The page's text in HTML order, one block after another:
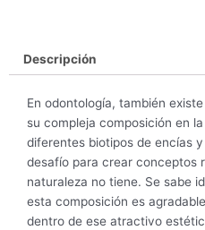
cantidad
Descripción
En odontología, también
su compleja composición en
diferentes biotipos de encías
desafío para crear conceptos
naturaleza no tiene. Se sabe
esta composición es
dentro de ese atractivo